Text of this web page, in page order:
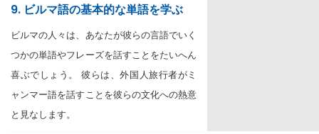
9. ビルマ語の基本的な単語を学ぶ
ビルマの人々は、あなたが彼らの言語でいく
つかの単語やフレーズを話すことをたいへん
喜ぶでしょう。 彼らは、外国人旅行者がミ
ャンマー語を話すことを彼らの文化への熱意
と見なします。